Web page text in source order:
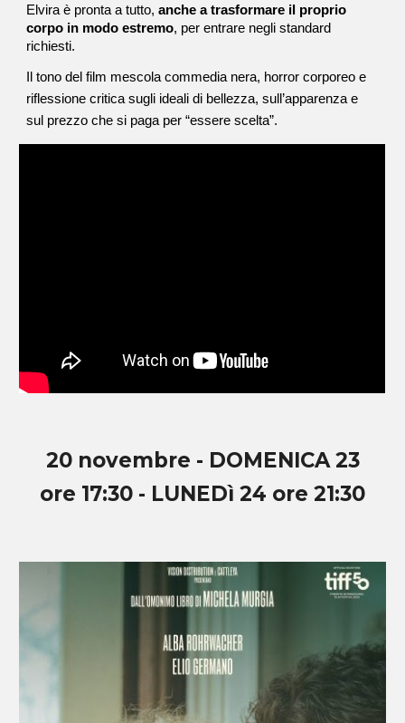
Elvira è pronta a tutto,anche a trasformare il proprio
corpo in modo estremo, per entrare negli standard
richiesti.
Il tono del film mescola commedia nera, horror corporeo e
riflessione critica sugli ideali di bellezza, sull’apparenza e
sul prezzo che si paga per “essere scelta”.
20 novembre - DOMENICA 23
ore 17:30 - LUNEDì 24 ore 21:30